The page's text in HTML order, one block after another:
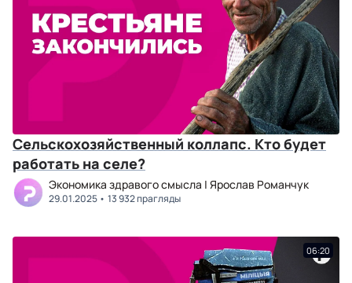
Сельскохозяйственный коллапс. Кто будет
работать на селе?
Экономика здравого смысла | Ярослав Романчук
29.01.2025 13 932 прагляды
06:20